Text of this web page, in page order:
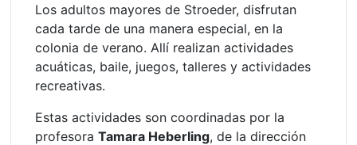
Los adultos mayores de Stroeder, disfrutan
cada tarde de una manera especial, en la
colonia de verano. Allí realizan actividades
acuáticas, baile, juegos, talleres y actividades
recreativas.
Estas actividades son coordinadas por la
profesoraTamara Heberling, de la dirección